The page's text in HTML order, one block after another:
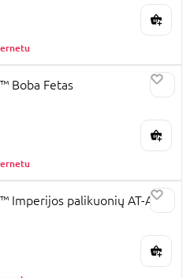
Boba Fetas
Imperijos palikuonių AT-AT™